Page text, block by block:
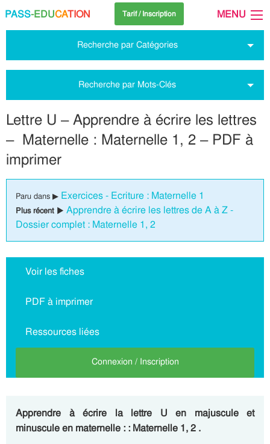
PASS-EDUCATION Tarif / Inscription MENU
Recherche par Catégories
Recherche par Mots-Clés
Lettre U – Apprendre à écrire les lettres
– Maternelle : Maternelle 1, 2 – PDF à
imprimer
Paru dans ▶ Exercices - Ecriture : Maternelle 1
Plus récent ▶ Apprendre à écrire les lettres de A à Z -
Dossier complet : Maternelle 1, 2
Voir les fiches
PDF à imprimer
Ressources liées
Connexion / Inscription
Apprendre à écrire la lettre U en majuscule et
minuscule en maternelle : : Maternelle 1, 2 .